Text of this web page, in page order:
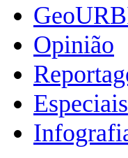
Opinião
Especiais